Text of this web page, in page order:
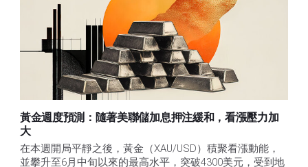
黃金週度預測：隨著美聯儲加息押注緩和，看漲壓力加
大
在本週開局平靜之後，黃金（XAU/USD）積聚看漲動能，
並攀升至6月中旬以來的最高水平，突破4300美元，受到地